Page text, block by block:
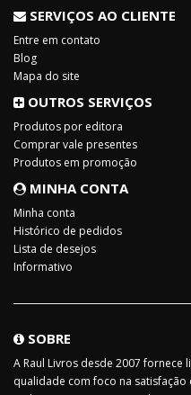
SERVIÇOS AO CLIENTE
Entre em contato
Blog
Mapa do site
OUTROS SERVIÇOS
Produtos por editora
Comprar vale presentes
Produtos em promoção
MINHA CONTA
Minha conta
Histórico de pedidos
Lista de desejos
Informativo
SOBRE
A Raul Livros desde 2007
qualidade com foco na